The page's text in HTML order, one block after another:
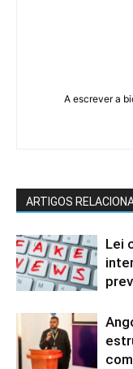
A escrever a
ARTIGOS
Lei